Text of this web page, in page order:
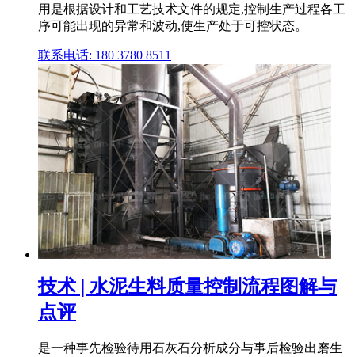
用是根据设计和工艺技术文件的规定,控制生产过程各工
序可能出现的异常和波动,使生产处于可控状态。
联系电话: 180 3780 8511
技术 | 水泥生料质量控制流程图解与
点评
是一种事先检验待用石灰石分析成分与事后检验出磨生